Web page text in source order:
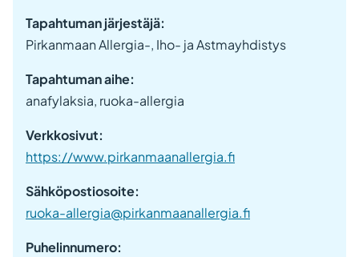
Tapahtuman järjestäjä:
Pirkanmaan Allergia-, Iho- ja Astmayhdistys
Tapahtuman aihe:
anafylaksia, ruoka-allergia
Verkkosivut:
https://www.pirkanmaanallergia.fi
Sähköpostiosoite:
ruoka-allergia@pirkanmaanallergia.fi
Puhelinnumero: